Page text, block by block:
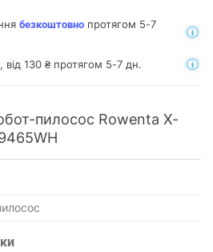
безкоштовно протягом 5-7
від 130 ₴ протягом 5-7 дн.
пилосос Rowenta X-